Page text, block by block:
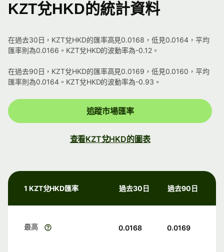
KZT兌HKD的統計資料
在過去30日，KZT兌HKD的匯率高見0.0168，低見0.0164，平均
匯率則為0.0166。KZT兌HKD的波動率為-0.12。
在過去90日，KZT兌HKD的匯率高見0.0169，低見0.0160，平均
匯率則為0.0164。KZT兌HKD的波動率為-0.93。
追蹤市場匯率
查看KZT兌HKD的圖表
1 KZT兌HKD匯率 過去30日 過去90日
最高 0.0168 0.0169